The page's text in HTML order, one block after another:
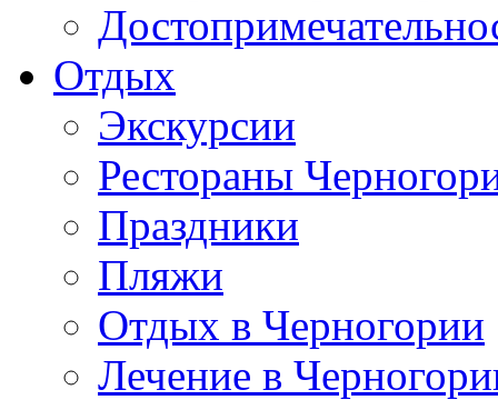
Отдых
Экскурсии
Рестораны
Праздники
Пляжи
Отдых в Черногории
Лечение в